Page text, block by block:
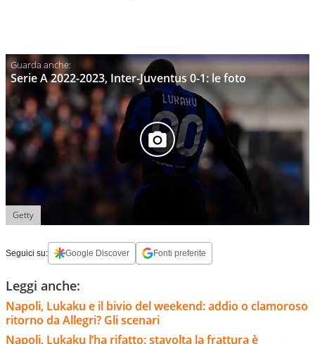
Serie A 2022-2023, Inter-Juventus 0-1: le foto
Getty
Seguici su: Google Discover Fonti preferite
Leggi anche:
Napoli, Lukaku e il bivio del weekend: addio o clamoroso
ritorno da Allegri? Gli scenari
Napoli, Lukaku l’ha rifatto: stavolta la frattura è